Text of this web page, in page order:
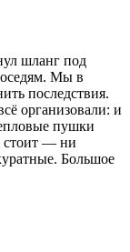
шланг под
Мы в
последствия.
организовали: и
пушки
стоит — ни
Большое